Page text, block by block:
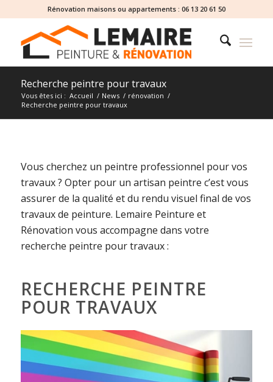
Rénovation maisons ou appartements : 06 13 20 61 50
Recherche peintre pour travaux
Vous êtes ici : Accueil / News / rénovation /
Recherche peintre pour travaux
Vous cherchez un peintre professionnel pour vos
travaux ? Opter pour un artisan peintre c’est vous
assurer de la qualité et du rendu visuel final de vos
travaux de peinture. Lemaire Peinture et
Rénovation vous accompagne dans votre
recherche peintre pour travaux :
RECHERCHE PEINTRE
POUR TRAVAUX